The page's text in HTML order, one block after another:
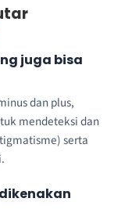
juga bisa
dan plus,
mendeteksi dan
serta